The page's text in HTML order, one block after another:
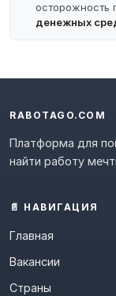
осторожность
денежных
RABOTAGO.COM
Платформа для
найти работу
📄 НАВИГАЦИЯ
Главная
Вакансии
Страны